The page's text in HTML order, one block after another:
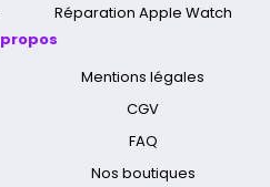
Réparation Apple Watch
Mentions légales
CGV
FAQ
Nos boutiques